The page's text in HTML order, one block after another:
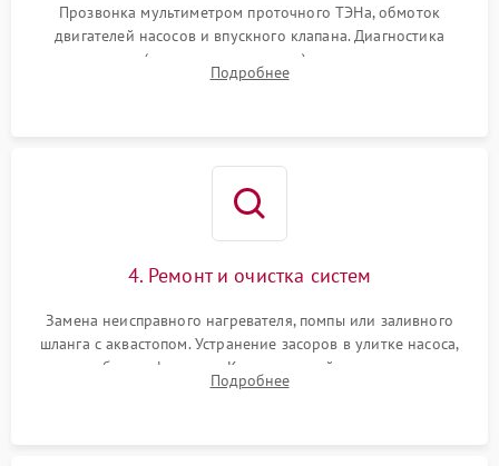
Прозвонка мультиметром проточного ТЭНа, обмоток
двигателей насосов и впускного клапана. Диагностика
прессостата (датчика уровня воды), датчика мутности,
концевика дверцы и электронного модуля управления.
Подробнее
4. Ремонт и очистка систем
Замена неисправного нагревателя, помпы или заливного
шланга с аквастопом. Устранение засоров в улитке насоса,
патрубках и фильтрах. Компонентный ремонт платы
управления, восстановление поврежденной проводки.
Подробнее